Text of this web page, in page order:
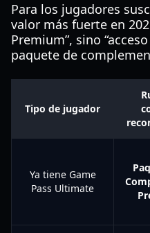
Para los jugadores
valor más fuerte en
Premium”, sino
paquete de
Tipo de jugador
Ya tiene Game
Pass Ultimate